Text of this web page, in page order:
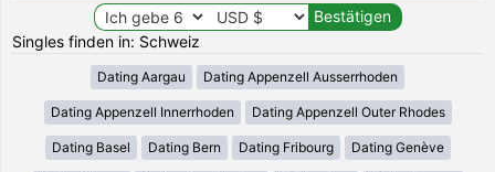
Singles finden in: Schweiz
Dating Aargau Dating Appenzell Ausserrhoden
Dating Appenzell Innerrhoden Dating Appenzell Outer Rhodes
Dating Basel Dating Bern Dating Fribourg Dating Genève